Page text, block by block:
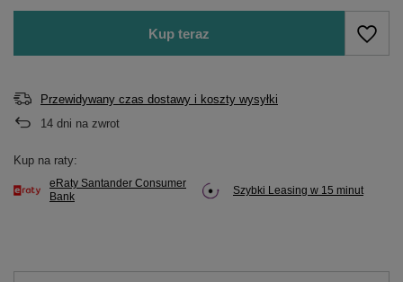
Kup teraz
Przewidywany czas dostawy i koszty wysyłki
14 dni na zwrot
Kup na raty:
eRaty Santander Consumer
Bank
Szybki Leasing w 15 minut